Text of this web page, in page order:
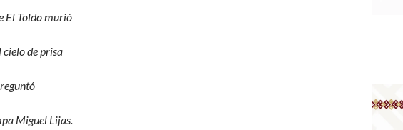
El Toldo murió
cielo de prisa
Miguel Lijas.